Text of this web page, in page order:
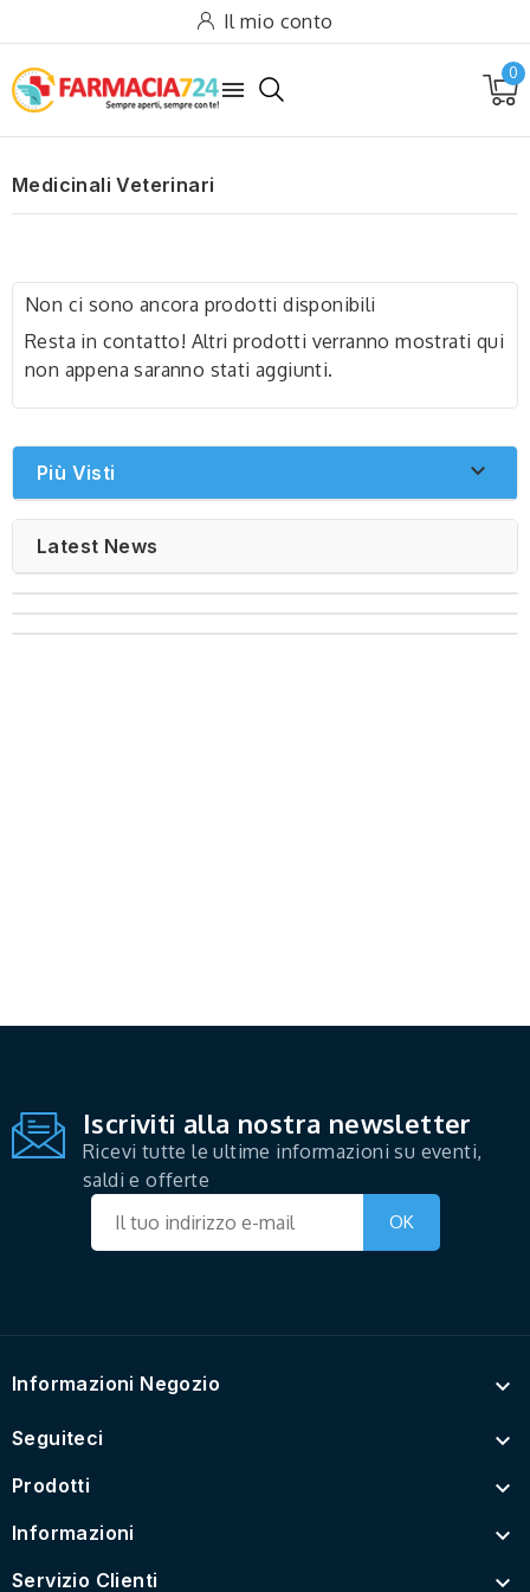
Il mio conto

0
Medicinali Veterinari
Non ci sono ancora prodotti disponibili
Resta in contatto! Altri prodotti verranno mostrati qui
non appena saranno stati aggiunti.
Più Visti 
Latest News
Iscriviti alla nostra newsletter
Ricevi tutte le ultime informazioni su eventi,
saldi e offerte
Informazioni Negozio 
Seguiteci 
Prodotti 
Informazioni 
Servizio Clienti 